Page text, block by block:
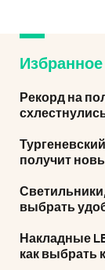
Избранное
Рекорд на
получит
выбрать
Накладные
как выбрать